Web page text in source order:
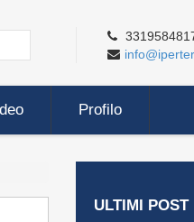
Profilo
ULTIMI POST